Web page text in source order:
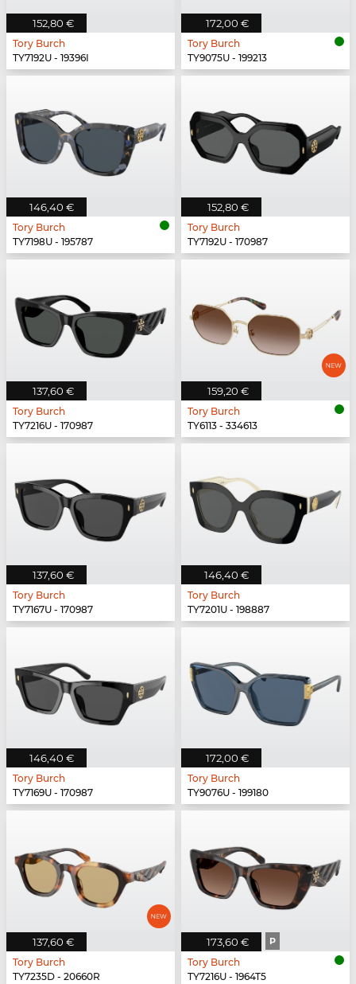
152,80 €
Tory Burch
TY7192U - 19396I
172,00 €
Tory Burch
TY9075U - 199213
146,40 €
Tory Burch
TY7198U - 195787
152,80 €
Tory Burch
TY7192U - 170987
137,60 €
Tory Burch
TY7216U - 170987
159,20 €
Tory Burch
TY6113 - 334613
137,60 €
Tory Burch
TY7167U - 170987
146,40 €
Tory Burch
TY7201U - 198887
146,40 €
Tory Burch
TY7169U - 170987
172,00 €
Tory Burch
TY9076U - 199180
137,60 €
Tory Burch
TY7235D - 20660R
173,60 € P
Tory Burch
TY7216U - 1964T5